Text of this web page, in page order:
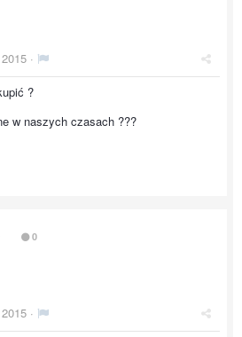
·
?
w naszych czasach ???
0
·